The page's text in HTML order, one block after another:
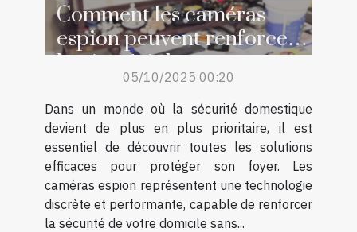
Comment les caméras
espion peuvent renforcer
la sécurité de votre
domicile ?05/10/2025 00:20
Dans un monde où la sécurité domestique
devient de plus en plus prioritaire, il est
essentiel de découvrir toutes les solutions
efficaces pour protéger son foyer. Les
caméras espion représentent une technologie
discrète et performante, capable de renforcer
la sécurité de votre domicile sans...